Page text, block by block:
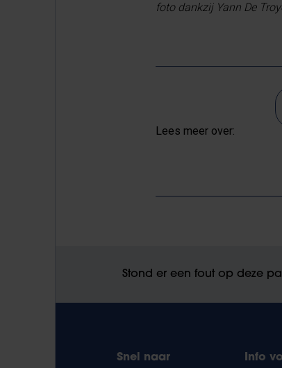
foto dankzij Yann De
Lees meer over:
Stond er een fout op deze
Snel naar Info